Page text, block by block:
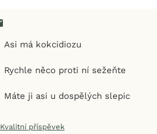
Asi má kokcidiozu
Rychle něco proti ní sežeňte
Máte ji asi u dospělých slepic
Kvalitní příspěvek